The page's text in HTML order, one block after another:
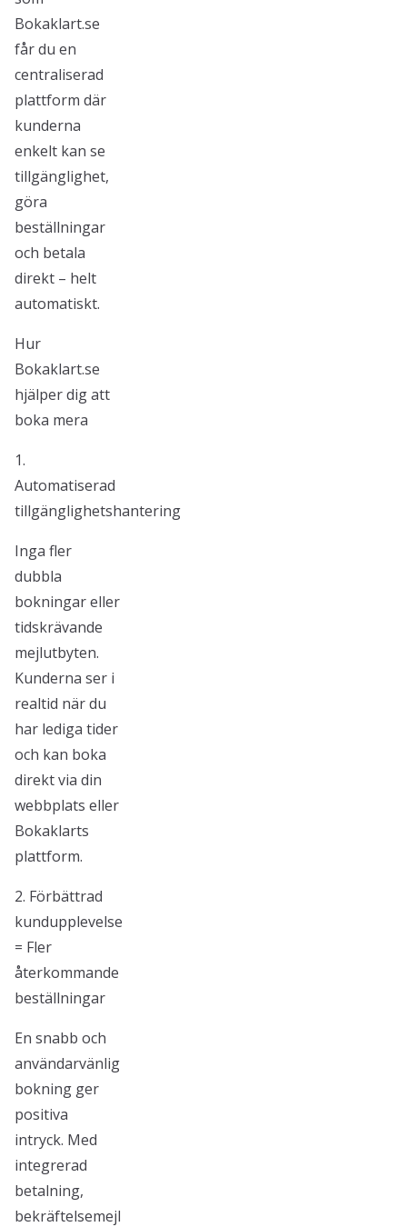
Bokaklart.se
får du en
centraliserad
plattform där
kunderna
enkelt kan se
tillgänglighet,
göra
beställningar
och betala
direkt – helt
automatiskt.
Hur
Bokaklart.se
hjälper dig att
boka mera
1.
Automatiserad
tillgänglighetshantering
Inga fler
dubbla
bokningar eller
tidskrävande
mejlutbyten.
Kunderna ser i
realtid när du
har lediga tider
och kan boka
direkt via din
webbplats eller
Bokaklarts
plattform.
2. Förbättrad
kundupplevelse
= Fler
återkommande
beställningar
En snabb och
användarvänlig
bokning ger
positiva
intryck. Med
integrerad
betalning,
bekräftelsemejl